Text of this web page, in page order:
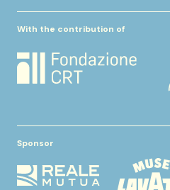
With the contribution of
Sponsor